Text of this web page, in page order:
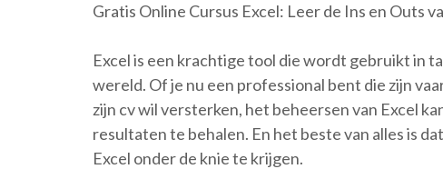
Gratis Online Cursus Excel: Leer de Ins en Outs
Excel is een krachtige tool die wordt gebruikt in
wereld. Of je nu een professional bent die zijn
zijn cv wil versterken, het beheersen van Excel
resultaten te behalen. En het beste van alles is
Excel onder de knie te krijgen.